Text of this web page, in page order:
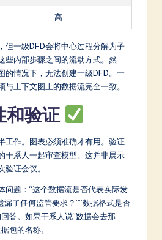
高
但一级DFD会将中心过程分解为子
些内部步骤之间的流动方式。然
的情况下，无法创建一级DFD。一
上下文图上的数据流完全一致。
和验证
工作。图表必须准确才有用。验证
干系人一起审查模型。这并非展示
证会议。
问题：“这个数据流是否代表实际发
漏了任何监管要求？”“数据格式是否
答。如果干系人说“数据会去那
包的名称。